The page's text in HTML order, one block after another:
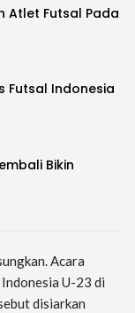
Atlet Futsal Pada
Futsal Indonesia
Bikin
Acara
U-23 di
disiarkan